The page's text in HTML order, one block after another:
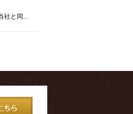
社と同...